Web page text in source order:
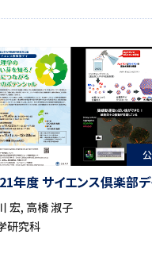
年度 サイエンス倶楽部
宏, 高橋 淑子
研究科